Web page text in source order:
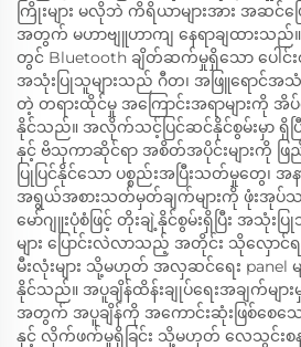
ကြိုးများ မလိုဘဲ ကိရိယာများအား အဆင်ပ
အတွက် မဟာဗျူဟာကျ နေရာချထားသည်။
တွင် Bluetooth ချိတ်ဆက်မှုရှိသော ပေါင်းစ
အသုံးပြုသူများသည် ဂီတ၊ အဖြူရောင်
တဲ့ တရားထိုင်မှု အကြောင်းအရာများကို အိ
နိုင်သည်။ အလိုက်သင့်ပြင်ဆင်နိုင်စွမ်းမှာ ရှိပ
နှင့် ဗိသုကာဆိုင်ရာ အစိတ်အပိုင်းများကို
ပြုပြင်နိုင်သော ပစ္စည်းအပြီးသတ်မှုတွေ၊ အနာ
အရွယ်အစားသတ်မှတ်ချက်များကို ဖုံးအုပ်သ
မော်ဂျူးပုံစံဖြင့် တိုးချဲ့နိုင်စွမ်းရှိပြီး အသုံး
များ ပြောင်းလဲလာသည့် အတိုင်း သိုလှောင်ရန်
မီးလုံးများ သို့မဟုတ် အလှဆင်ရေး panel
နိုင်သည်။ အပူချိန်ထိန်းချုပ်ရေးအချက်မျ
အတွက် အပူချိန်ကို အကောင်းဆုံးဖြစ်စေသေ
နှင့် လိုက်ဖက်မှုရှိခြင်း သို့မဟုတ် လေသွင်းစနစ်